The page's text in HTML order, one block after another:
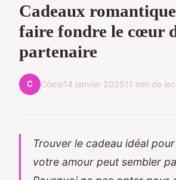
Cadeaux
faire fondre le cœur
partenaire
C Côme14 janvier 202511 min de
Trouver le cadeau idéal
votre amour peut sembler